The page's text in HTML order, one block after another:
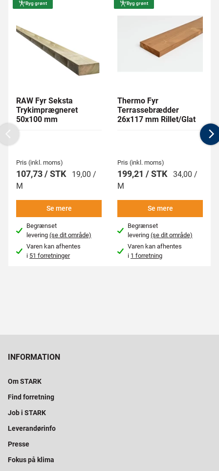
Byg grønt
RAW Fyr Seksta
Trykimprægneret
50x100 mm
Pris (inkl. moms)
107,73 / STK
19,00 /
M
Se mere
Begrænset
levering(se dit område)
Varen kan afhentes
i 51 forretninger
Byg grønt
Thermo Fyr
Terrassebrædder
26x117 mm Rillet/Glat
Pris (inkl. moms)
199,21 / STK 34,00 /
M
Se mere
Begrænset
levering(se dit område)
Varen kan afhentes
i 1 forretning
Previous
INFORMATION
Om STARK
Find forretning
Job i STARK
Leverandørinfo
Presse
Fokus på klima